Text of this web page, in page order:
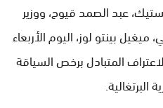
عبد الصمد قيوح، ووزير
ميغيل بينتو لوز، اليوم الأربعاء
المتبادل برخص السياقة
البرتغالية.